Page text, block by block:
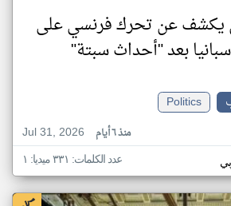
يكشف عن تحرك فرنسي على
بعد "أحداث سبتة"
Politics
Jul 31, 2026
منذ ٦ أيام
عدد الكلمات: ٣٣١ ميديا: ١